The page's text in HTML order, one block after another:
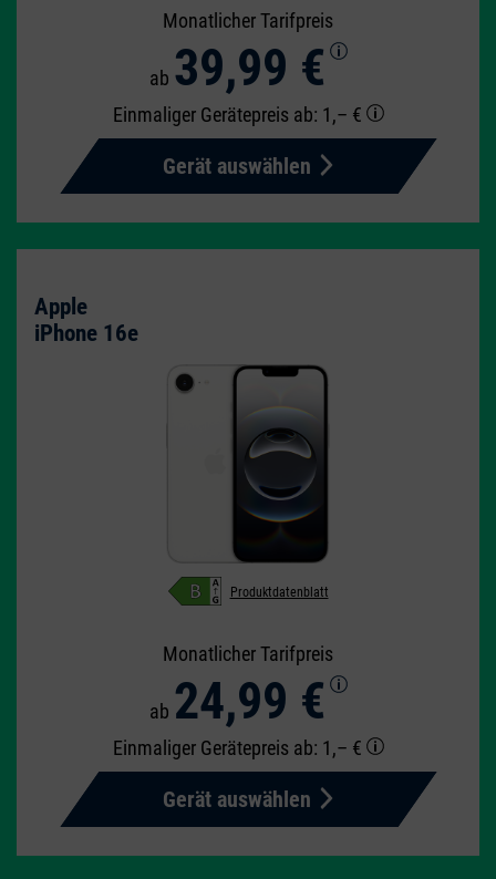
Monatlicher Tarifpreis
ab 39,99 €
Einmaliger Gerätepreis ab: 1,– €
Gerät auswählen
Apple
iPhone 16e
Produktdatenblatt
Monatlicher Tarifpreis
ab 24,99 €
Einmaliger Gerätepreis ab: 1,– €
Gerät auswählen